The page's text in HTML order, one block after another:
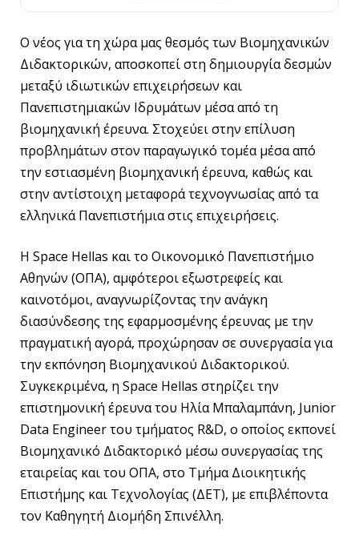
Ο νέος για τη χώρα μας θεσμός των Βιομηχανικών
Διδακτορικών, αποσκοπεί στη δημιουργία δεσμών
μεταξύ ιδιωτικών επιχειρήσεων και
Πανεπιστημιακών Ιδρυμάτων μέσα από τη
βιομηχανική έρευνα. Στοχεύει στην επίλυση
προβλημάτων στον παραγωγικό τομέα μέσα από
την εστιασμένη βιομηχανική έρευνα, καθώς και
στην αντίστοιχη μεταφορά τεχνογνωσίας από τα
ελληνικά Πανεπιστήμια στις επιχειρήσεις.
Η Space Hellas και το Οικονομικό Πανεπιστήμιο
Αθηνών (ΟΠΑ), αμφότεροι εξωστρεφείς και
καινοτόμοι, αναγνωρίζοντας την ανάγκη
διασύνδεσης της εφαρμοσμένης έρευνας με την
πραγματική αγορά, προχώρησαν σε συνεργασία για
την εκπόνηση Βιομηχανικού Διδακτορικού.
Συγκεκριμένα, η Space Hellas στηρίζει την
επιστημονική έρευνα του Ηλία Μπαλαμπάνη, Junior
Data Engineer του τμήματος R&D, ο οποίος εκπονεί
Βιομηχανικό Διδακτορικό μέσω συνεργασίας της
εταιρείας και του ΟΠΑ, στο Τμήμα Διοικητικής
Επιστήμης και Τεχνολογίας (ΔΕΤ), με επιβλέποντα
τον Καθηγητή Διομήδη Σπινέλλη.